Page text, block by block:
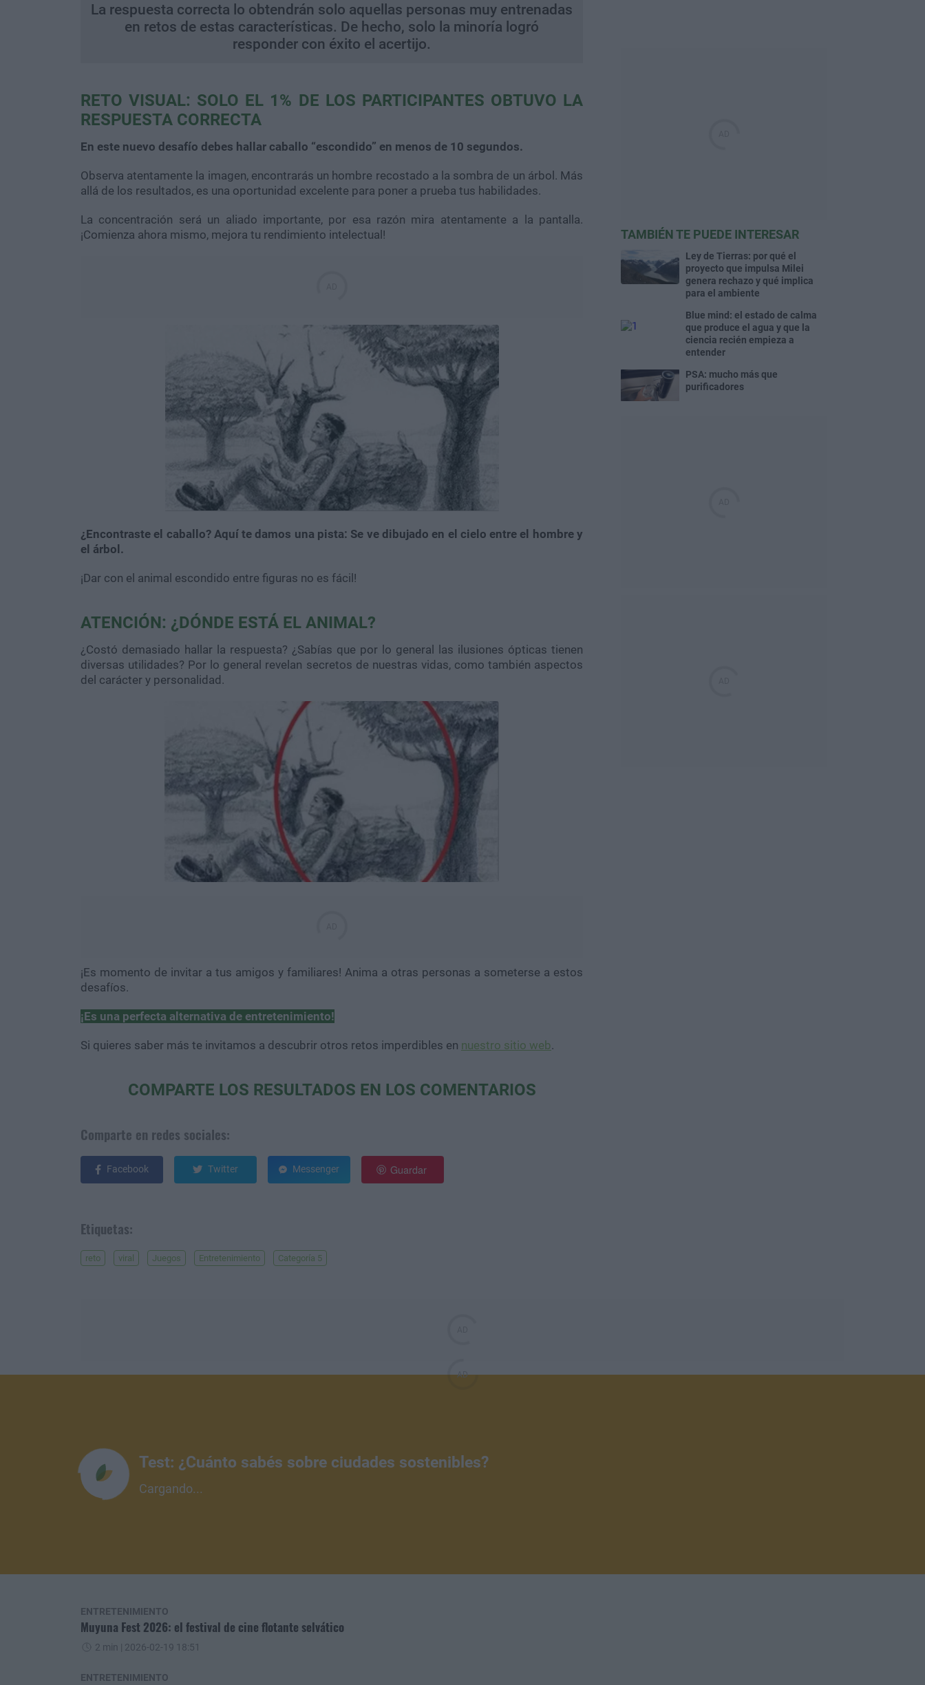
La respuesta correcta lo obtendrán solo aquellas personas muy entrenadas
en retos de estas características. De hecho, solo la minoría logró
responder con éxito el acertijo.
RETO VISUAL: SOLO EL 1% DE LOS PARTICIPANTES OBTUVO LA
RESPUESTA CORRECTA
En este nuevo desafío debes hallar caballo “escondido” en menos de 10 segundos.
Observa atentamente la imagen, encontrarás un hombre recostado a la sombra de un árbol. Más
allá de los resultados, es una oportunidad excelente para poner a prueba tus habilidades.
La concentración será un aliado importante, por esa razón mira atentamente a la pantalla.
¡Comienza ahora mismo, mejora tu rendimiento intelectual!
¿Encontraste el caballo? Aquí te damos una pista: Se ve dibujado en el cielo entre el hombre y
el árbol.
¡Dar con el animal escondido entre figuras no es fácil!
ATENCIÓN: ¿DÓNDE ESTÁ EL ANIMAL?
¿Costó demasiado hallar la respuesta? ¿Sabías que por lo general las ilusiones ópticas tienen
diversas utilidades? Por lo general revelan secretos de nuestras vidas, como también aspectos
del carácter y personalidad.
¡Es momento de invitar a tus amigos y familiares! Anima a otras personas a someterse a estos
desafíos.
¡Es una perfecta alternativa de entretenimiento!
Si quieres saber más te invitamos a descubrir otros retos imperdibles en nuestro sitio web.
COMPARTE LOS RESULTADOS EN LOS COMENTARIOS
Comparte en redes sociales:
Facebook Twitter Messenger Guardar
Etiquetas:
reto viral Juegos Entretenimiento Categoría 5
TAMBIÉN TE PUEDE INTERESAR
Ley de Tierras: por qué el
proyecto que impulsa Milei
genera rechazo y qué implica
para el ambiente
Blue mind: el estado de calma
que produce el agua y que la
ciencia recién empieza a
entender
PSA: mucho más que
purificadores
Test: ¿Cuánto sabés sobre ciudades sostenibles?
Cargando...
ENTRETENIMIENTO
Muyuna Fest 2026: el festival de cine flotante selvático
2 min | 2026-02-19 18:51
ENTRETENIMIENTO